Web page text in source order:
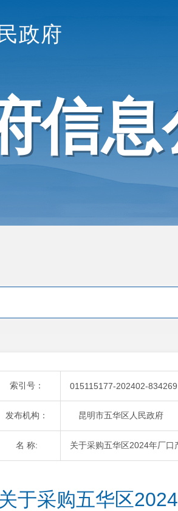
政府
信
索引号： 015115177-202402-834269
发布机构： 昆明市五华区人民政府
名 称: 关于采购五华区2024年厂
关于采购五华区